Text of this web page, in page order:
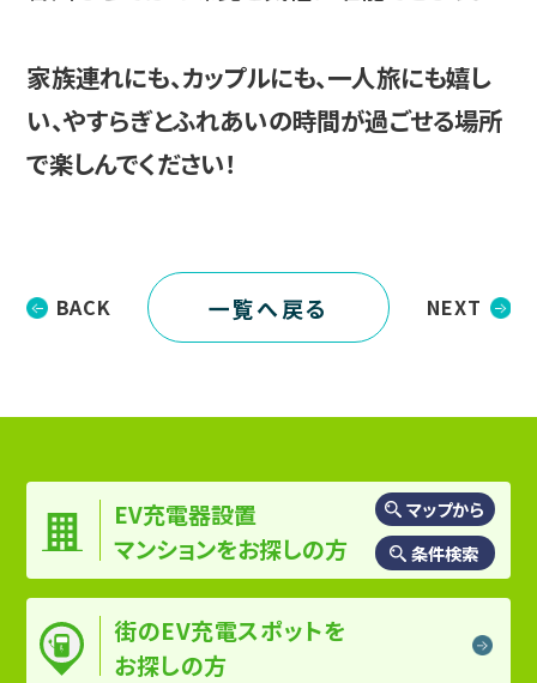
家族連れにも、カップルにも、一人旅にも嬉し
い、やすらぎとふれあいの時間が過ごせる場所
で楽しんでください！
BACK NEXT
一覧へ戻る
EV充電器設置
マンションをお探しの方
マップから
条件検索
街のEV充電スポットを
お探しの方